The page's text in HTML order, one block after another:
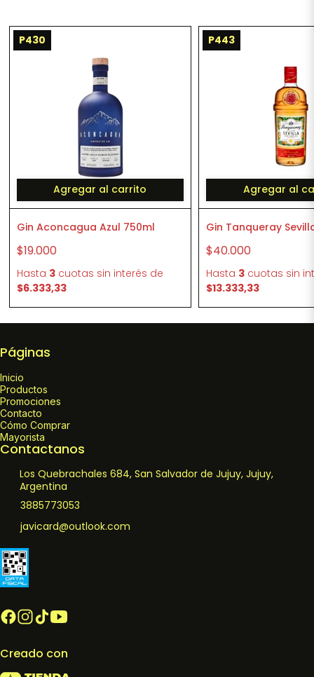
P430
Agregar al carrito
Gin Aconcagua Azul 750ml
$19.000
Hasta 3cuotas sin interés de
$6.333,33
P443
Agregar al
Gin Tanqueray
$40.000
Hasta 3 cuotas sin
$13.333,33
Páginas
Inicio
Productos
Promociones
Contacto
Cómo Comprar
Mayorista
Contactanos
Los Quebrachales 684, San Salvador de Jujuy, Jujuy,
Argentina
3885773053
javicard@outlook.com
Creado con